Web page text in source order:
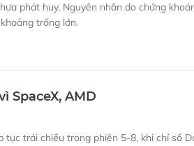
phát huy. Nguyên nhân do chứng
trống lớn.
SpaceX, AMD
tục trái chiều trong phiên 5-8, khi chỉ số